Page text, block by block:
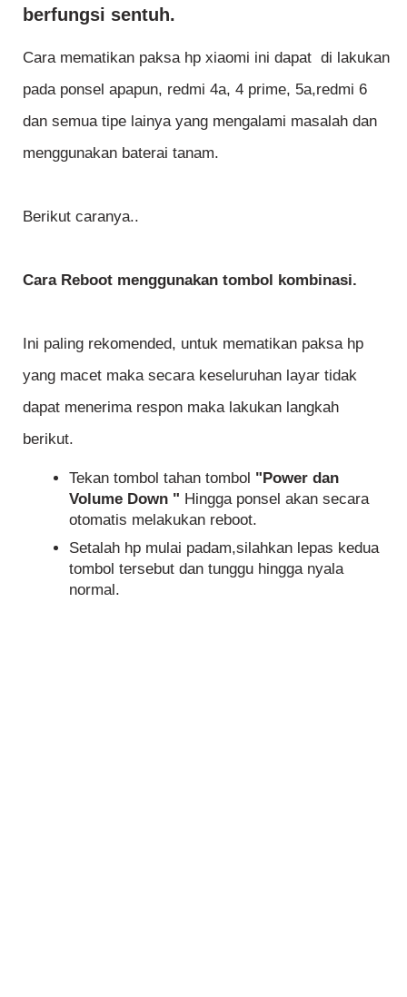
berfungsi sentuh.
Cara mematikan paksa hp xiaomi ini dapat di lakukan
pada ponsel apapun, redmi 4a, 4 prime, 5a,redmi 6
dan semua tipe lainya yang mengalami masalah dan
menggunakan baterai tanam.
Berikut caranya..
Cara Reboot menggunakan tombol kombinasi.
Ini paling rekomended, untuk mematikan paksa hp
yang macet maka secara keseluruhan layar tidak
dapat menerima respon maka lakukan langkah
berikut.
Tekan tombol tahan tombol "Power dan
Volume Down " Hingga ponsel akan secara
otomatis melakukan reboot.
Setalah hp mulai padam,silahkan lepas kedua
tombol tersebut dan tunggu hingga nyala
normal.